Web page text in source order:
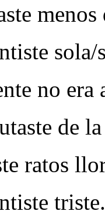
sola/
no era
de
ratos
triste.